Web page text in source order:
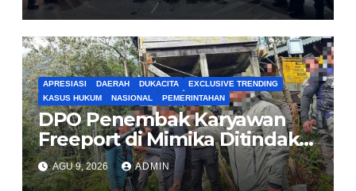
APRESIASI DAERAH DUKACITA
EXCLUSIVE TRENDING
KASUS HUKUM
NASIONAL PEMERINTAHAN
DPO Penembak Karyawan
Freeport di Mimika Ditindak
Satgas Amole-2026 di
Tembagapura
AGU 9, 2026 ADMIN